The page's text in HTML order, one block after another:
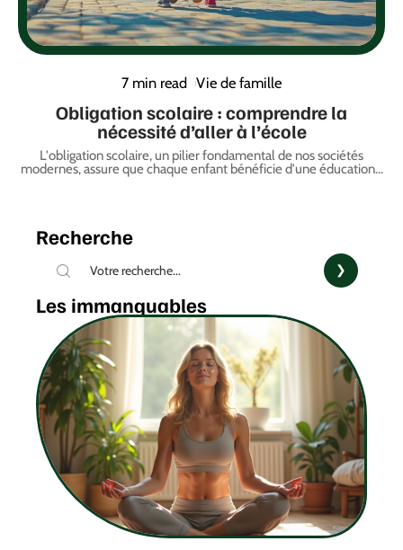
7 min read Vie de famille
Obligation scolaire : comprendre la
nécessité d’aller à l’école
L'obligation scolaire, un pilier fondamental de nos sociétés
modernes, assure que chaque enfant bénéficie d'une éducation…
Recherche
Les immanquables